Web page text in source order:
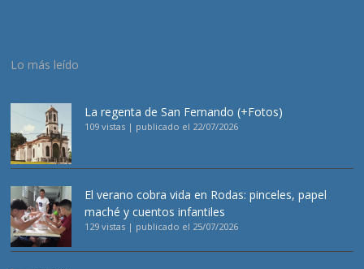
Lo más leído
La regenta de San Fernando (+Fotos)
109 vistas | publicado el 22/07/2026
El verano cobra vida en Rodas: pinceles, papel
maché y cuentos infantiles
129 vistas | publicado el 25/07/2026